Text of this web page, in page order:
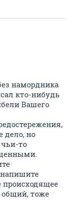
намордника
кто-нибудь
Вашего
дело, но
то
происходящее
общий, тоже